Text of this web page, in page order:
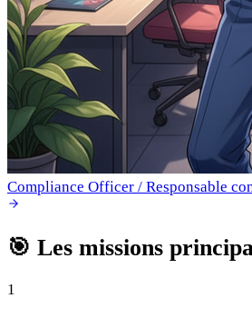
Compliance Officer / Responsable
🎯 Les missions
1